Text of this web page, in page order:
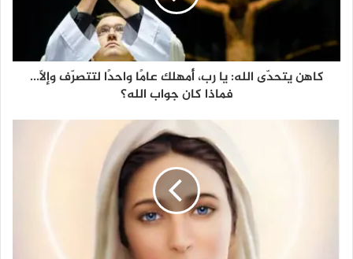
كاهن يتحدّى الله: يا رب، أُمهلك عامًا واحدًا لتتصرّف وإلّا...
فماذا كان جواب الله؟